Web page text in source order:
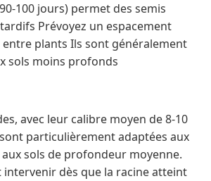
100 jours) permet des semis
Prévoyez un espacement
entre plants Ils sont généralement
sols moins profonds
avec leur calibre moyen de 8-10
particulièrement adaptées aux
sols de profondeur moyenne.
intervenir dès que la racine atteint